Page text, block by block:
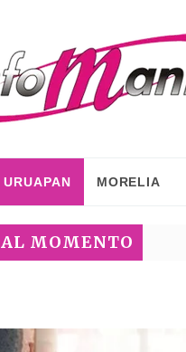
URUAPAN MORELIA
AL MOMENTO